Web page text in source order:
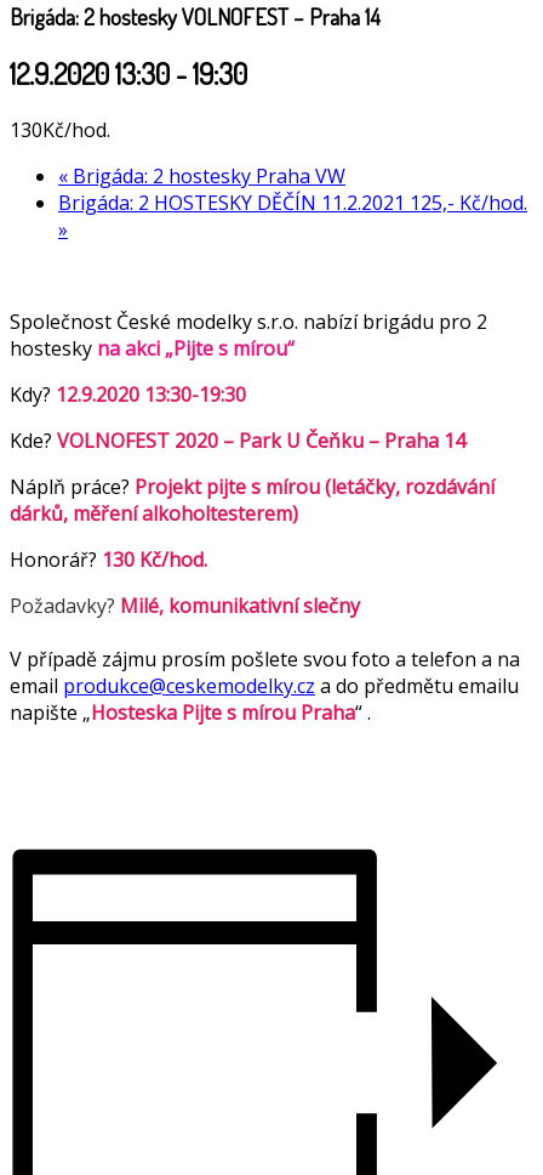
Brigáda: 2 hostesky VOLNOFEST – Praha 14
12.9.2020 13:30-19:30
130Kč/hod.
« Brigáda: 2 hostesky Praha VW
Brigáda: 2 HOSTESKY DĚČÍN 11.2.2021 125,- Kč/hod.
»
Společnost České modelky s.r.o. nabízí brigádu pro 2
hostesky na akci „Pijte s mírou“
Kdy? 12.9.2020 13:30-19:30
Kde? VOLNOFEST 2020 – Park U Čeňku – Praha 14
Náplň práce? Projekt pijte s mírou (letáčky, rozdávání
dárků, měření alkoholtesterem)
Honorář? 130 Kč/hod.
Požadavky? Milé, komunikativní slečny
V případě zájmu prosím pošlete svou foto a telefon a na
email produkce@ceskemodelky.cz a do předmětu emailu
napište „Hosteska Pijte s mírou Praha“ .